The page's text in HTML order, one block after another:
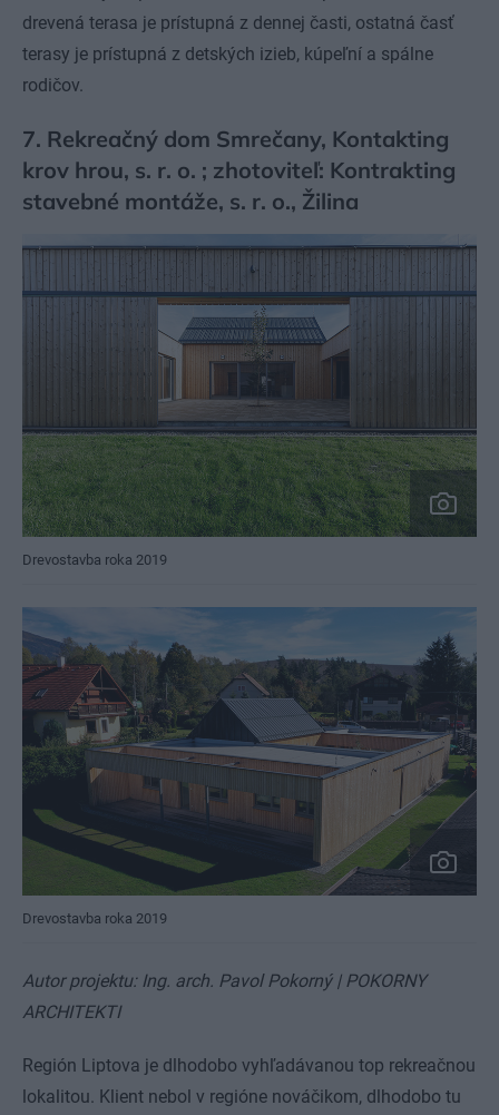
drevená terasa je prístupná z dennej časti, ostatná časť
terasy je prístupná z detských izieb, kúpeľní a spálne
rodičov.
7. Rekreačný dom Smrečany, Kontakting
krov hrou, s. r. o. ; zhotoviteľ: Kontrakting
stavebné montáže, s. r. o., Žilina
Drevostavba roka 2019
Drevostavba roka 2019
Autor projektu: Ing. arch. Pavol Pokorný | POKORNY
ARCHITEKTI
Región Liptova je dlhodobo vyhľadávanou top rekreačnou
lokalitou. Klient nebol v regióne nováčikom, dlhodobo tu